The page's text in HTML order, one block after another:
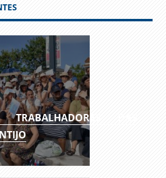
DAS